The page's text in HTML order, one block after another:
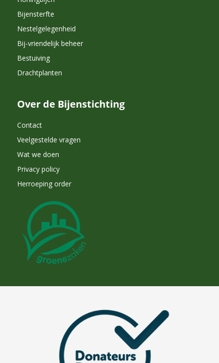
Bijensterfte
Nestelgelegenheid
Bij-vriendelijk beheer
Bestuiving
Drachtplanten
Over de Bijenstichting
Contact
Veelgestelde vragen
Wat we doen
Privacy policy
Herroeping order